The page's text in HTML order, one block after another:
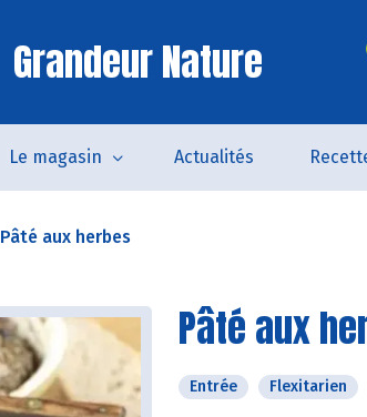
Grandeur Nature
Le magasin Actualités
Pâté aux herbes
Pâté aux
Entrée Flexitarien